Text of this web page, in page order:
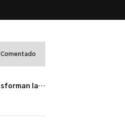
Comentado
ReloAd: Datos que transforman la industria